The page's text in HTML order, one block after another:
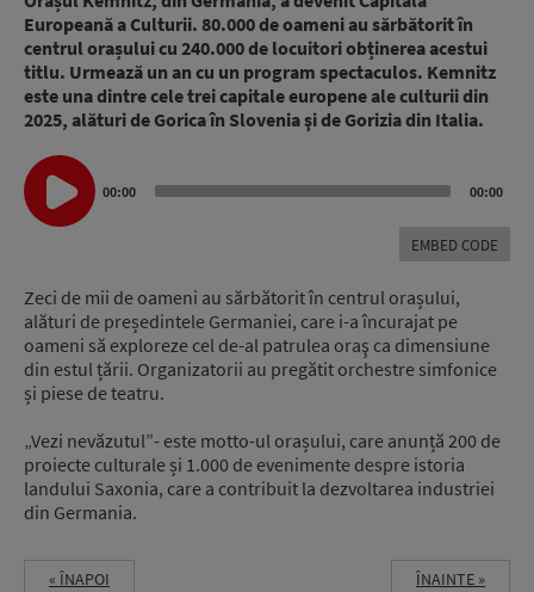
Europeană a Culturii. 80.000 de oameni au sărbătorit în
centrul orașului cu 240.000 de locuitori obținerea acestui
titlu. Urmează un an cu un program spectaculos. Kemnitz
este una dintre cele trei capitale europene ale culturii din
2025, alături de Gorica în Slovenia şi de Gorizia din Italia.
Audio
Player
00:00 00:00
EMBED CODE
Zeci de mii de oameni au sărbătorit în centrul orașului,
alături de președintele Germaniei, care i-a încurajat pe
oameni să exploreze cel de-al patrulea oraş ca dimensiune
din estul țării. Organizatorii au pregătit orchestre simfonice
și piese de teatru.
„Vezi nevăzutul”- este motto-ul orașului, care anunță 200 de
proiecte culturale și 1.000 de evenimente despre istoria
landului Saxonia, care a contribuit la dezvoltarea industriei
din Germania.
« ÎNAPOI ÎNAINTE »